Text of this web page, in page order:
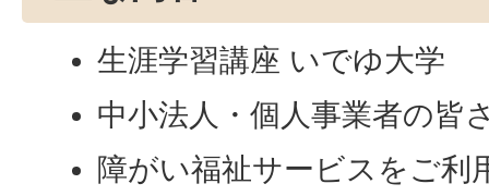
生涯学習講座 いでゆ大学
中小法人・個人事業者の皆
障がい福祉サービスをご利